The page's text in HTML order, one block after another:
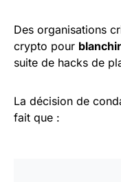
Des organisations
crypto pour
suite de hacks de
La décision de
fait que :